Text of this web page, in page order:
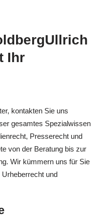
Ihr
kontakten Sie uns
gesamtes Spezialwissen
Presserecht und
von der Beratung bis zur
Wir kümmern uns für Sie
und